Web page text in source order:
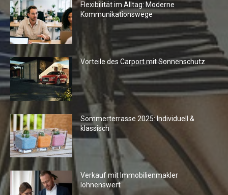
Flexibilität im Alltag: Moderne
Kommunikationswege
Vorteile des Carport mit Sonnenschutz
Sommerterrasse 2025: Individuell &
klassisch
Verkauf mit Immobilienmakler
lohnenswert